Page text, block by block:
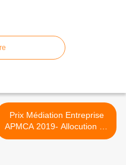
Prix Médiation Entreprise
APMCA 2019- Allocution de
Claude Borghetto,